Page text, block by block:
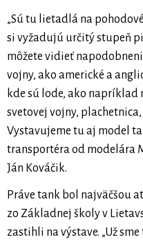
„Sú tu lietadlá na
si vyžadujú určitý stupeň
môžete vidieť
vojny, ako americké a
kde sú lode, ako napríklad
svetovej vojny,
Vystavujeme tu aj model
transportéra od modelára
Ján Kováčik.
Práve tank bol najväčšou
zo Základnej školy v
zastihli na výstave. „Už